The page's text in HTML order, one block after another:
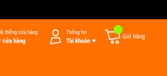
thống cửa hàng
cửa hàng
Thông tin
Tài khoản
Giỏ hàng